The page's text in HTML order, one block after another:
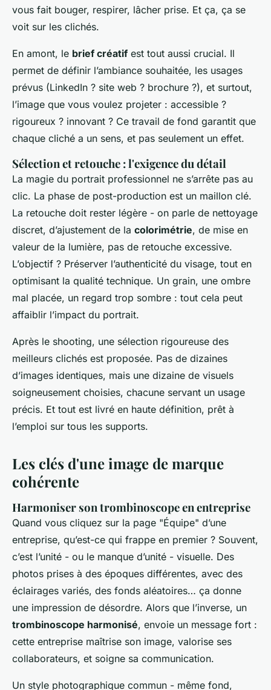
vous fait bouger, respirer, lâcher prise. Et ça, ça se
voit sur les clichés.
En amont, le brief créatifest tout aussi crucial. Il
permet de définir l’ambiance souhaitée, les usages
prévus (LinkedIn ? site web ? brochure ?), et surtout,
l’image que vous voulez projeter : accessible ?
rigoureux ? innovant ? Ce travail de fond garantit que
chaque cliché a un sens, et pas seulement un effet.
Sélection et retouche : l'exigence du détail
La magie du portrait professionnel ne s’arrête pas au
clic. La phase de post-production est un maillon clé.
La retouche doit rester légère - on parle de nettoyage
discret, d’ajustement de la colorimétrie, de mise en
valeur de la lumière, pas de retouche excessive.
L’objectif ? Préserver l’authenticité du visage, tout en
optimisant la qualité technique. Un grain, une ombre
mal placée, un regard trop sombre : tout cela peut
affaiblir l’impact du portrait.
Après le shooting, une sélection rigoureuse des
meilleurs clichés est proposée. Pas de dizaines
d’images identiques, mais une dizaine de visuels
soigneusement choisies, chacune servant un usage
précis. Et tout est livré en haute définition, prêt à
l’emploi sur tous les supports.
Les clés d'une image de marque
cohérente
Harmoniser son trombinoscope en entreprise
Quand vous cliquez sur la page "Équipe" d’une
entreprise, qu’est-ce qui frappe en premier ? Souvent,
c’est l’unité - ou le manque d’unité - visuelle. Des
photos prises à des époques différentes, avec des
éclairages variés, des fonds aléatoires… ça donne
une impression de désordre. Alors que l’inverse, un
trombinoscope harmonisé, envoie un message fort :
cette entreprise maîtrise son image, valorise ses
collaborateurs, et soigne sa communication.
Un style photographique commun - même fond,